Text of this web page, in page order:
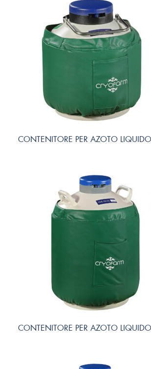
CONTENITORE PER AZOTO
CONTENITORE PER AZOTO